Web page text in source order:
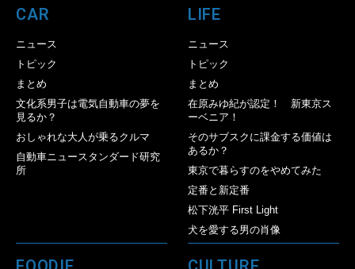
CAR
ニュース
トピック
まとめ
文化系男子は電気自動車の夢を
見るか？
おしゃれな大人が乗るクルマ
自動車ニュースタンダード研究
所
LIFE
ニュース
トピック
まとめ
在原みゆ紀が認定！ 新東京ス
ーベニア！
そのサブスクに課金する価値は
あるか？
東京で暮らすのをやめてみた
定番と新定番
松下洸平 First Light
犬を愛する男の肖像